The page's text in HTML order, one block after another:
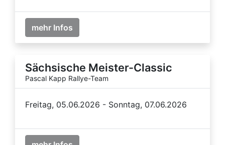
mehr Infos
Sächsische Meister-Classic
Pascal Kapp Rallye-Team
Freitag, 05.06.2026 - Sonntag, 07.06.2026